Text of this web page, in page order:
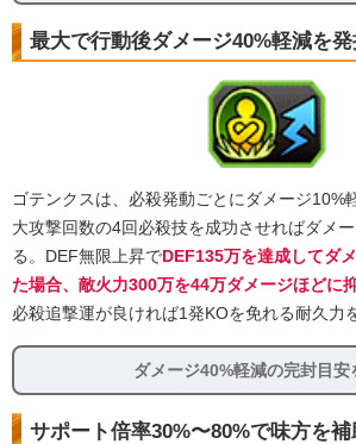
最大で行動後ダメージ40%軽減を
ゴテンクスは、必殺発動ごとにダメージ10%
大攻撃回数の4回必殺技を成功させればダメ
る。DEF無限上昇でDEF135万を達成してダ
た場合、敵火力300万を44万ダメージほどに
必殺追撃運が良ければ1発KOを免れる耐久力
ダメージ40%軽減の完封目安
サポート倍率30%〜80%で味方を補